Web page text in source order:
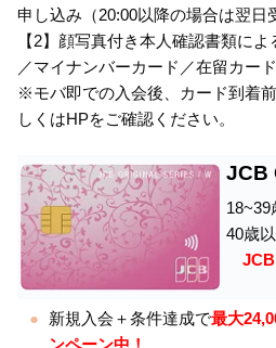
申し込み（20:00以降の場合は翌日
【2】顔写真付き本人確認書類に
／マイナンバーカード／在留カード
※モバ即での入会後、カード到着
しくはHPをご確認ください。
JCB
18~39
40歳
JCB
新規入会＋条件達成で最大